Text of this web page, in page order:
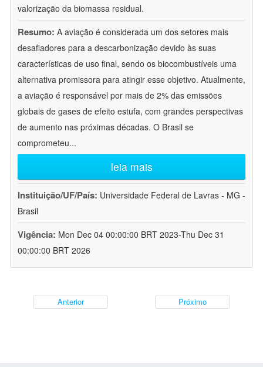
valorização da biomassa residual.
Resumo: A aviação é considerada um dos setores mais
desafiadores para a descarbonização devido às suas
características de uso final, sendo os biocombustíveis uma
alternativa promissora para atingir esse objetivo. Atualmente,
a aviação é responsável por mais de 2% das emissões
globais de gases de efeito estufa, com grandes perspectivas
de aumento nas próximas décadas. O Brasil se
comprometeu...
leia mais
Instituição/UF/País: Universidade Federal de Lavras - MG -
Brasil
Vigência: Mon Dec 04 00:00:00 BRT 2023-Thu Dec 31
00:00:00 BRT 2026
Anterior Próximo